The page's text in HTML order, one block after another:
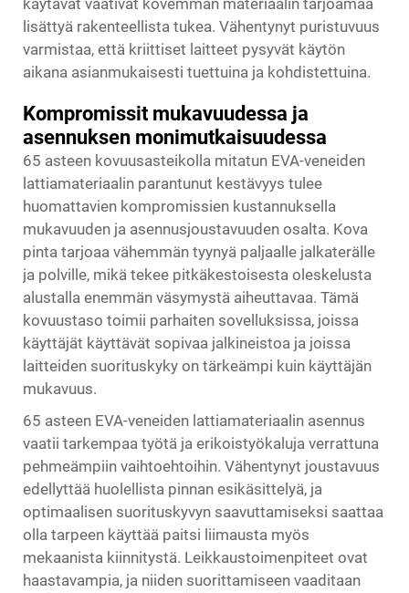
käytävät vaativat kovemman materiaalin tarjoamaa
lisättyä rakenteellista tukea. Vähentynyt puristuvuus
varmistaa, että kriittiset laitteet pysyvät käytön
aikana asianmukaisesti tuettuina ja kohdistettuina.
Kompromissit mukavuudessa ja
asennuksen monimutkaisuudessa
65 asteen kovuusasteikolla mitatun EVA-veneiden
lattiamateriaalin parantunut kestävyys tulee
huomattavien kompromissien kustannuksella
mukavuuden ja asennusjoustavuuden osalta. Kova
pinta tarjoaa vähemmän tyynyä paljaalle jalkaterälle
ja polville, mikä tekee pitkäkestoisesta oleskelusta
alustalla enemmän väsymystä aiheuttavaa. Tämä
kovuustaso toimii parhaiten sovelluksissa, joissa
käyttäjät käyttävät sopivaa jalkineistoa ja joissa
laitteiden suorituskyky on tärkeämpi kuin käyttäjän
mukavuus.
65 asteen EVA-veneiden lattiamateriaalin asennus
vaatii tarkempaa työtä ja erikoistyökaluja verrattuna
pehmeämpiin vaihtoehtoihin. Vähentynyt joustavuus
edellyttää huolellista pinnan esikäsittelyä, ja
optimaalisen suorituskyvyn saavuttamiseksi saattaa
olla tarpeen käyttää paitsi liimausta myös
mekaanista kiinnitystä. Leikkaustoimenpiteet ovat
haastavampia, ja niiden suorittamiseen vaaditaan